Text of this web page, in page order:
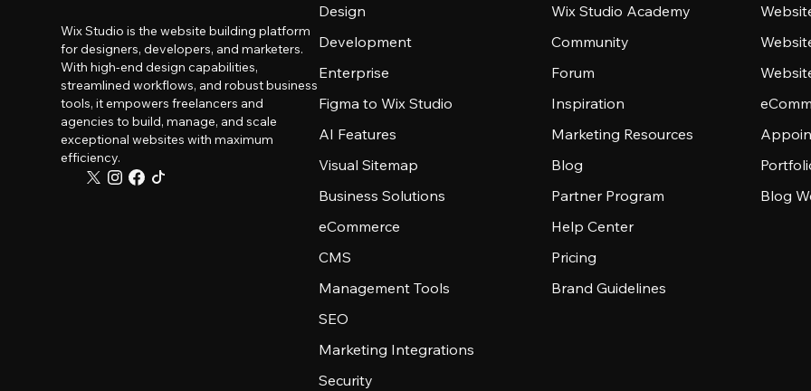
Wix Studio is the website building platform
for designers, developers, and marketers.
With high-end design capabilities,
streamlined workflows, and robust business
tools, it empowers freelancers and
agencies to build, manage, and scale
exceptional websites with maximum
efficiency.
Design
Development
Enterprise
Figma to Wix Studio
AI Features
Visual Sitemap
Business Solutions
eCommerce
CMS
Management Tools
SEO
Marketing Integrations
Security
Wix Studio Academy
Community
Forum
Inspiration
Marketing Resources
Blog
Partner Program
Help Center
Pricing
Brand Guidelines
Blog